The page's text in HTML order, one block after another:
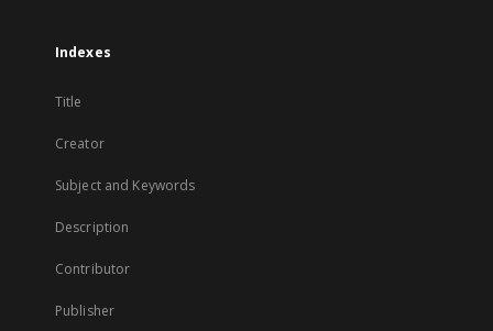
Indexes
Title
Creator
Subject and Keywords
Description
Contributor
Publisher